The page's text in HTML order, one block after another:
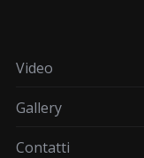
Video
Gallery
Contatti